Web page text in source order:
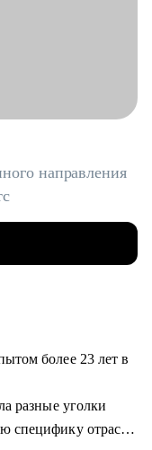
направления
более 23 лет в
разные уголки
специфику отрасли